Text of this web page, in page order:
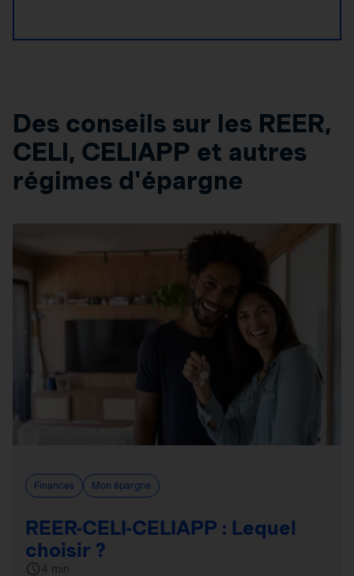
Des conseils sur les REER,
CELI, CELIAPP et autres
régimes d'épargne
Finances Mon épargne
REER-CELI-CELIAPP : Lequel
choisir ?
4 min